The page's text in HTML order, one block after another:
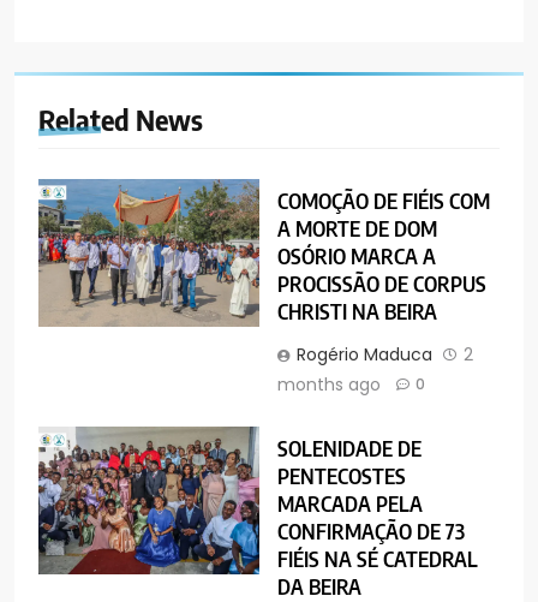
Related News
COMOÇÃO DE FIÉIS COM
A MORTE DE DOM
OSÓRIO MARCA A
PROCISSÃO DE CORPUS
CHRISTI NA BEIRA
Rogério Maduca
2
months ago
0
SOLENIDADE DE
PENTECOSTES
MARCADA PELA
CONFIRMAÇÃO DE 73
FIÉIS NA SÉ CATEDRAL
DA BEIRA